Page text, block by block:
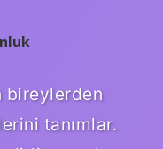
bireylerden
tanımlar.